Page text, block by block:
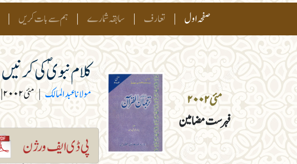
صفحہ اول | تعارف | سابقہ شمارے | ہم سے بات کریں |
مئی ۲۰۰۲
فہرست مضامین
کلام نبویؐ کی کرنیں
مولانا عبد المالک | مئی ۲۰۰۲ |